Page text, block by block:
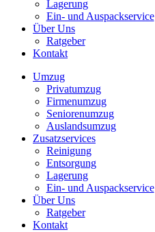
Lagerung
Ein- und Auspackservice
Über Uns
Ratgeber
Kontakt
Umzug
Privatumzug
Firmenumzug
Seniorenumzug
Auslandsumzug
Zusatzservices
Reinigung
Entsorgung
Lagerung
Ein- und Auspackservice
Über Uns
Ratgeber
Kontakt